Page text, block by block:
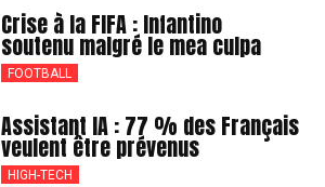
Crise à la FIFA : Infantino
soutenu malgré le mea culpa
FOOTBALL
Assistant IA : 77 % des Français
veulent être prévenus
HIGH-TECH